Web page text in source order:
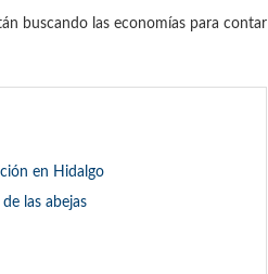
buscando las economías para contar
en Hidalgo
las abejas